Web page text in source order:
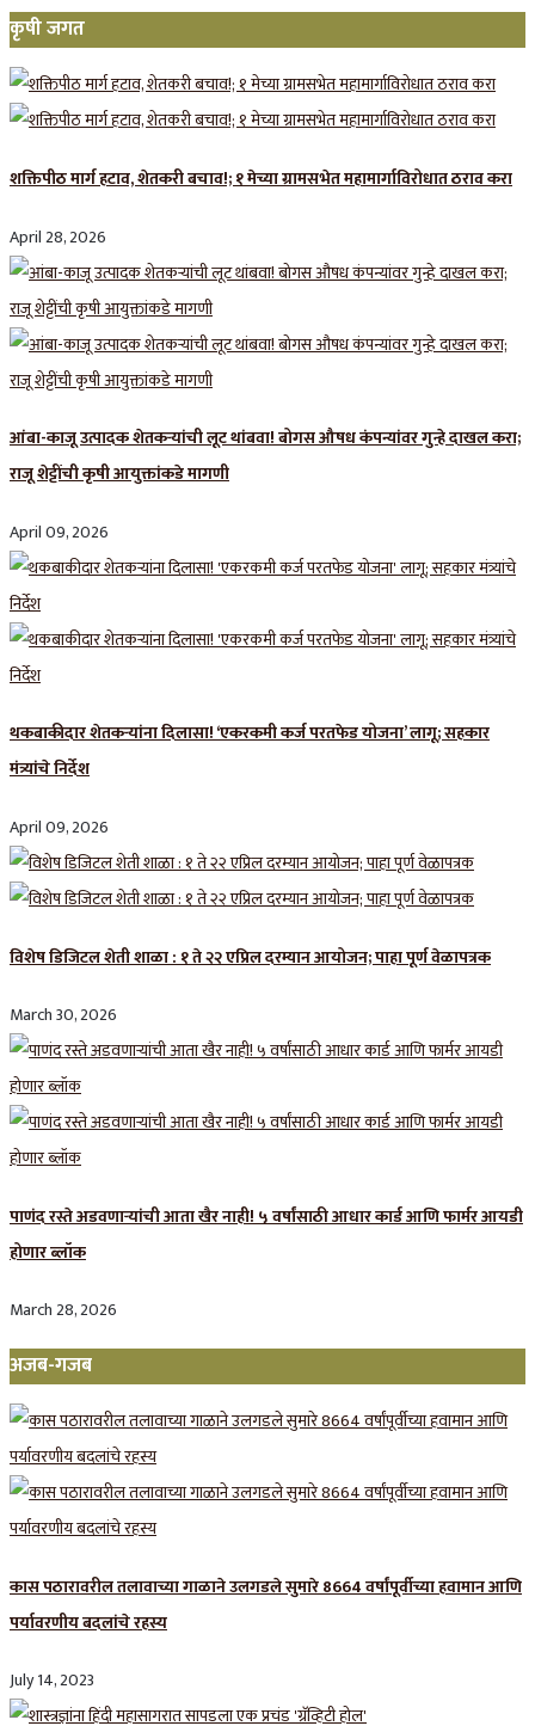
कृषी जगत
शक्तिपीठ मार्ग हटाव, शेतकरी बचाव!; १ मेच्या ग्रामसभेत महामार्गाविरोधात ठराव करा
April 28, 2026
आंबा-काजू उत्पादक शेतकऱ्यांची लूट थांबवा! बोगस औषध कंपन्यांवर गुन्हे दाखल करा;
राजू शेट्टींची कृषी आयुक्तांकडे मागणी
April 09, 2026
थकबाकीदार शेतकऱ्यांना दिलासा! ‘एकरकमी कर्ज परतफेड योजना’ लागू; सहकार
मंत्र्यांचे निर्देश
April 09, 2026
विशेष डिजिटल शेती शाळा : १ ते २२ एप्रिल दरम्यान आयोजन; पाहा पूर्ण वेळापत्रक
March 30, 2026
पाणंद रस्ते अडवणाऱ्यांची आता खैर नाही! ५ वर्षांसाठी आधार कार्ड आणि फार्मर आयडी
होणार ब्लॉक
March 28, 2026
अजब-गजब
कास पठारावरील तलावाच्या गाळाने उलगडले सुमारे 8664 वर्षांपूर्वीच्या हवामान आणि
पर्यावरणीय बदलांचे रहस्य
July 14, 2023